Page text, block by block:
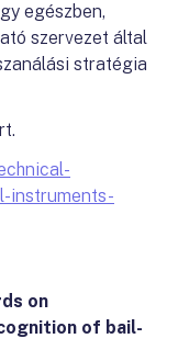
egészben,
szervezet által
stratégia
instruments-
on
of bail-